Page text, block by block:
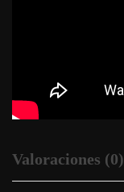
Valoraciones (0)